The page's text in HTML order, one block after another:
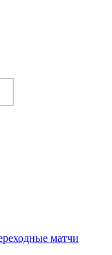
матчи